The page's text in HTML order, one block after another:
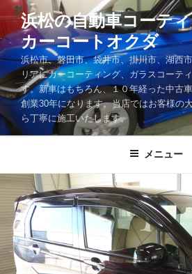
ン
テ
ン
ツ
へ
ス
キ
浜松の自動車コーテ
カーコートオクダ
浜松市、磐田市、袋井市、掛川市、湖西
リアにカーコーティング、ガラスコーテ
す。新車はもちろん、１０年経った中古
創業30年になります。当店ではお客様の
ら丁寧に施工いたします。
メニュー